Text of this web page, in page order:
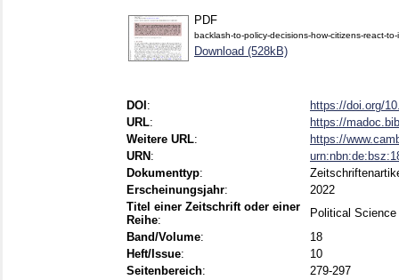
PDF
backlash-to-policy-decisions-how-citizens-react-
Download (528kB)
DOI :
https://doi.org/
URL:
https://
Weitere URL:
https://
URN :
Dokumenttyp:
Erscheinungsjahr:
2022
Titel einer Zeitschrift oder einer
Reihe:
Political
Band/Volume:
18
Heft/Issue:
10
Seitenbereich:
279-297